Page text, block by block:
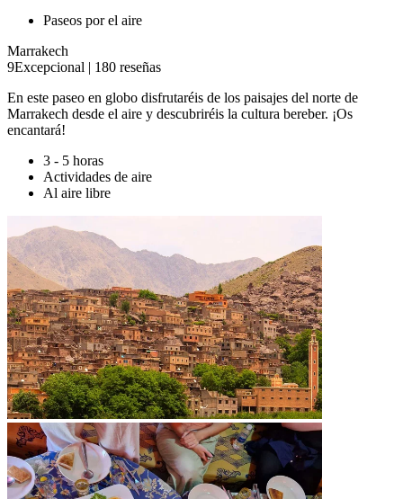
Paseos por el aire
Marrakech
9Excepcional | 180 reseñas
En este paseo en globo disfrutaréis de los paisajes del norte de
Marrakech desde el aire y descubriréis la cultura bereber. ¡Os
encantará!
3 - 5 horas
Actividades de aire
Al aire libre